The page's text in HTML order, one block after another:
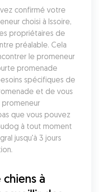
confirmé votre
choisi à Issoire,
propriétaires de
préalable. Cela
le promeneur
promenade
spécifiques de
et de vous
promeneur
que vous pouvez
à tout moment
jusqu'à 3 jours
à